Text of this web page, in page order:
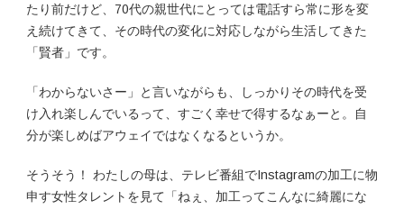
たり前だけど、70代の親世代にとっては電話すら常に形を変
え続けてきて、その時代の変化に対応しながら生活してきた
「賢者」です。
「わからないさー」と言いながらも、しっかりその時代を受
け入れ楽しんでいるって、すごく幸せで得するなぁーと。自
分が楽しめばアウェイではなくなるというか。
そうそう！ わたしの母は、テレビ番組でInstagramの加工に物
申す女性タレントを見て「ねぇ、加工ってこんなに綺麗にな